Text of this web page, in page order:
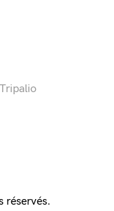
réservés.